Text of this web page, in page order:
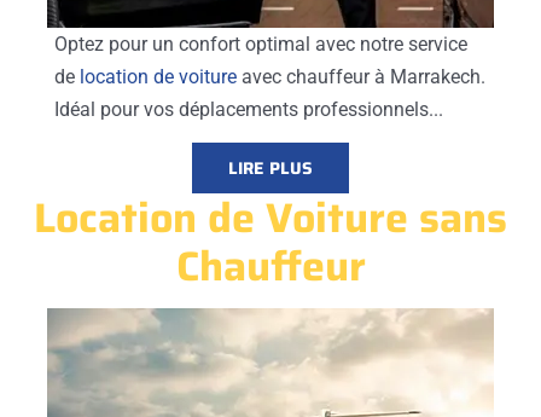
Optez pour un confort optimal avec notre service
de location de voiture avec chauffeur à Marrakech.
Idéal pour vos déplacements professionnels...
LIRE PLUS
Location de Voiture sans
Chauffeur